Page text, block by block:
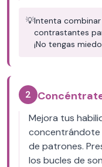
💡Intenta
contrastantes
¡No tengas
2
Mejora tus
concentrándote
de patrones.
los bucles de